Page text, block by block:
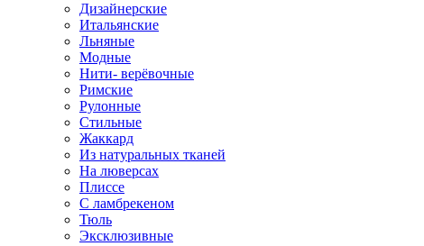
Дизайнерские
Итальянские
Льняные
Модные
Нити- верёвочные
Римские
Рулонные
Стильные
Жаккард
Из натуральных тканей
На люверсах
Плиссе
С ламбрекеном
Тюль
Эксклюзивные